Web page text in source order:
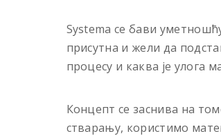
Systema се бави
присутна и жели да
процесу и каква је улога
Концепт се заснива на
стварању, користимо